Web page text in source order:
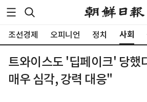
조선경제 오피니언 정치 사회
트와이스도 '딥페이크' 당
매우 심각, 강력 대응"